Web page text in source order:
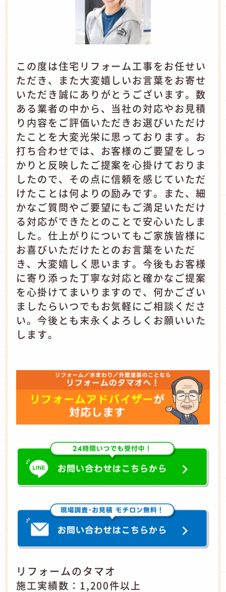
この度は住宅リフォーム工事をお任せい
ただき、また大変嬉しいお言葉をお寄せ
いただき誠にありがとうございます。数
ある業者の中から、当社の対応やお見積
り内容をご評価いただきお選びいただけ
たことを大変光栄に思っております。お
打ち合わせでは、お客様のご要望をしっ
かりと反映したご提案を心掛けておりま
したので、その点に信頼を感じていただ
けたことは何よりの励みです。また、細
かなご質問やご要望にもご満足いただけ
る対応ができたとのことで安心いたしま
した。仕上がりについてもご家族皆様に
お喜びいただけたとのお言葉をいただ
き、大変嬉しく思います。今後もお客様
に寄り添った丁寧な対応と確かなご提案
を心掛けてまいりますので、何かござい
ましたらいつでもお気軽にご相談くださ
い。今後とも末永くよろしくお願いいた
します。
リフォームのタマオ
施工実績数：1,200件以上